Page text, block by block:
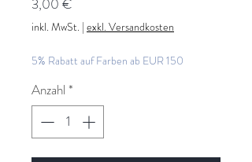
3,00 €
inkl. MwSt. | exkl. Versandkosten
5% Rabatt auf Farben ab EUR 150
Anzahl *